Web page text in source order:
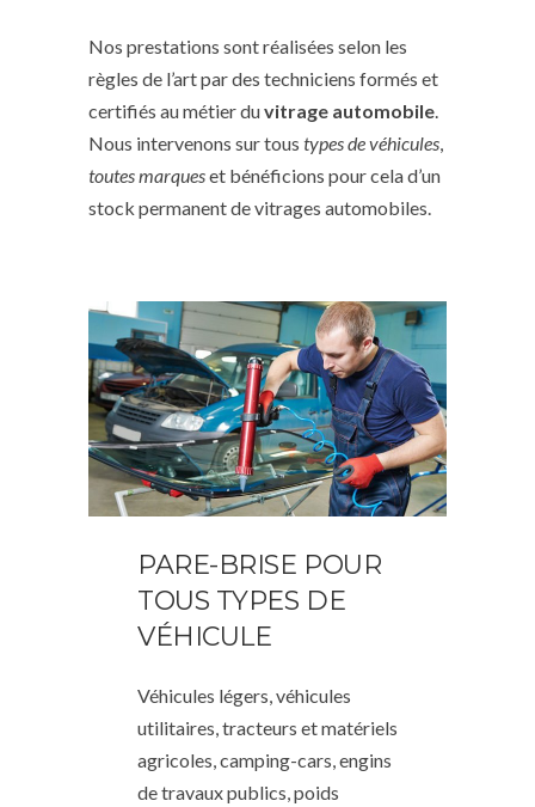
Nos prestations sont réalisées selon les
règles de l’art par des techniciens formés et
certifiés au métier duvitrage automobile
Nous intervenons sur tous types de véhicules
toutes marqueset bénéficions pour cela d’un
stock permanent de vitrages automobiles.
PARE-BRISE POUR
TOUS TYPES DE
VÉHICULE
Véhicules légers, véhicules
utilitaires, tracteurs et matériels
agricoles, camping-cars, engins
de travaux publics, poids